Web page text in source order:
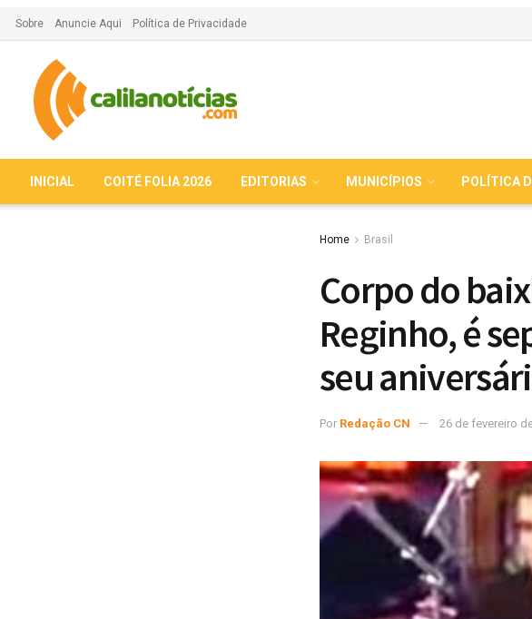
Sobre Anuncie Aqui Política de Privacidade
INICIAL COITÉ FOLIA 2026 EDITORIAS MUNICÍPIOS POLÍTICA
Home Brasil
Corpo do
Reginho, é
seu
Por Redação CN 26 de fevereiro